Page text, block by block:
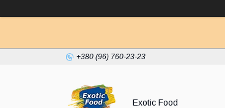
+380 (96) 760-23-23
Exotiс Food